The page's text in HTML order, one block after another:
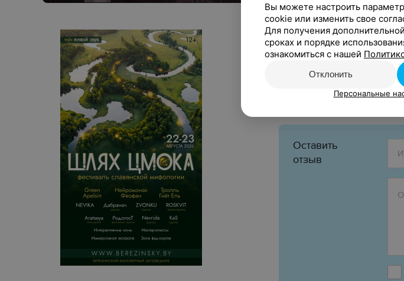
Инфолиния:
+375 29 396 58 58
Организатор:
ООО «Сябры Ивент»
Оставить
отзыв
Вы можете настроить
cookie или изменить свое
Для получения
сроках и порядке
ознакомиться с нашей
Отклонить
Персональные